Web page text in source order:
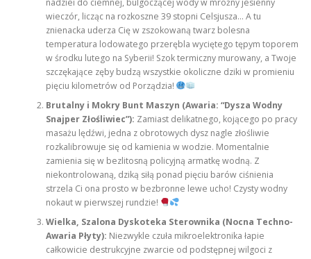
nadziei do ciemnej, bulgoczącej wody w mroźny jesienny
wieczór, licząc na rozkoszne 39 stopni Celsjusza… A tu
znienacka uderza Cię w zszokowaną twarz bolesna
temperatura lodowatego przerębla wyciętego tępym toporem
w środku lutego na Syberii! Szok termiczny murowany, a Twoje
szczękające zęby budzą wszystkie okoliczne dziki w promieniu
pięciu kilometrów od Porządzia!
Brutalny i Mokry Bunt Maszyn (Awaria: “Dysza Wodny
Snajper Złośliwiec”): Zamiast delikatnego, kojącego po pracy
masażu lędźwi, jedna z obrotowych dysz nagle złośliwie
rozkalibrowuje się od kamienia w wodzie. Momentalnie
zamienia się w bezlitosną policyjną armatkę wodną. Z
niekontrolowaną, dziką siłą ponad pięciu barów ciśnienia
strzela Ci ona prosto w bezbronne lewe ucho! Czysty wodny
nokaut w pierwszej rundzie!
Wielka, Szalona Dyskoteka Sterownika (Nocna Techno-
Awaria Płyty): Niezwykle czuła mikroelektronika łapie
całkowicie destrukcyjne zwarcie od podstępnej wilgoci z